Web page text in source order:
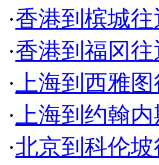
·香港到槟城
·香港到福冈
· 上海到西雅
· 上海到约翰
·北京到科伦